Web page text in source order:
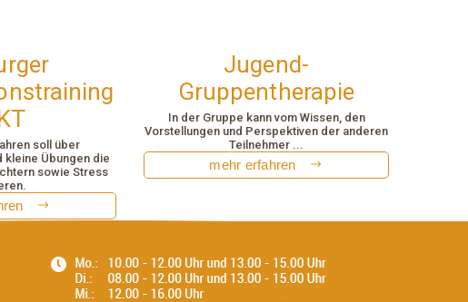
soll über
kleine Übungen die
sowie Stress
Jugend-
Gruppentherapie
In der Gruppe kann vom Wissen, den
Vorstellungen und Perspektiven der anderen
Teilnehmer ...
mehr erfahren